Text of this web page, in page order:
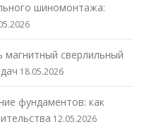
шиномонтажа:
сверлильный
18.05.2026
фундаментов: как
12.05.2026